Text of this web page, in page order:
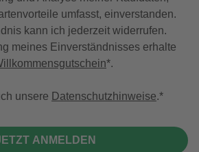
umfasst, einverstanden.
kann ich jederzeit widerrufen.
meines Einverständnisses erhalte
*.
unsere Datenschutzhinweise.
ANMELDEN